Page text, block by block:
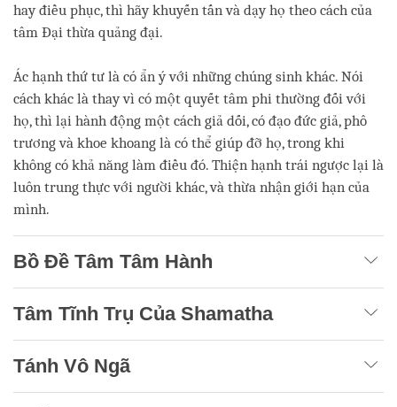
hay điều phục, thì hãy khuyến tấn và dạy họ theo cách của
tâm Đại thừa quảng đại.
Ác hạnh thứ tư là có ẩn ý với những chúng sinh khác. Nói
cách khác là thay vì có một quyết tâm phi thường đối với
họ, thì lại hành động một cách giả dối, có đạo đức giả, phô
trương và khoe khoang là có thể giúp đỡ họ, trong khi
không có khả năng làm điều đó. Thiện hạnh trái ngược lại là
luôn trung thực với người khác, và thừa nhận giới hạn của
mình.
Bồ Đề Tâm Tâm Hành
Tâm Tĩnh Trụ Của Shamatha
Tánh Vô Ngã